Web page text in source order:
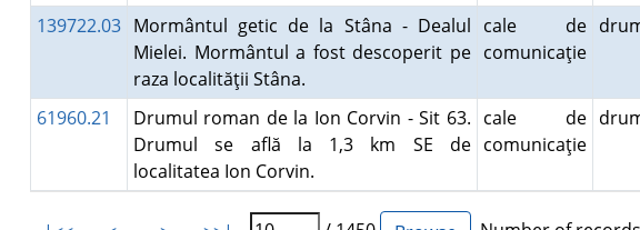
139722.03 Mormântul getic de la Stâna - Dealul
Mielei. Mormântul a fost descoperit pe
raza localităţii Stâna.
cale de
comunicaţie
61960.21
Drumul roman de la Ion Corvin - Sit 63.
Drumul se află la 1,3 km SE de
localitatea Ion Corvin.
cale de
comunicaţie